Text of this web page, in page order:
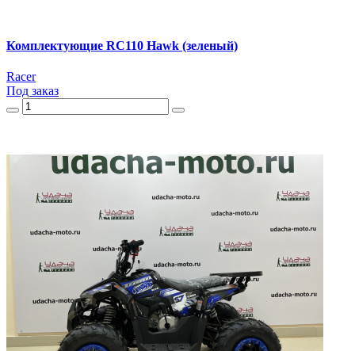
Комплектующие RC110 Hawk (зеленый)
Racer
Под заказ